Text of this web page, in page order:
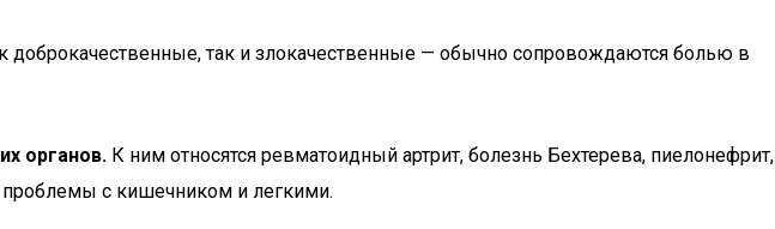
доброкачественные, так и злокачественные — обычно сопровождаются болью в
органов. К ним относятся ревматоидный артрит, болезнь Бехтерева, пиелонефрит,
проблемы с кишечником и легкими.